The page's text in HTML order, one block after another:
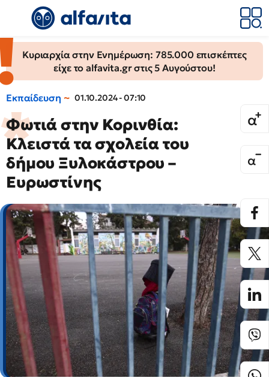
Κυριαρχία στην Ενημέρωση: 785.000 επισκέπτες
είχε το alfavita.gr στις 5 Αυγούστου!
Εκπαίδευση 01.10.2024 - 07:10
Φωτιά στην Κορινθία:
Κλειστά τα σχολεία του
δήμου Ξυλοκάστρου –
Ευρωστίνης